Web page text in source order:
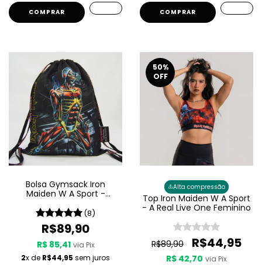
COMPRAR COMPRAR
Bolsa Gymsack Iron
Maiden W A Sport -
(8)
R$89,90
R$ 85,41 via Pix
2x de R$44,95 sem juros
50%
OFF
⚠️Alta compressão
Top Iron Maiden W A Sport
- A Real Live One Feminino
R$89,90 R$44,95
R$ 42,70 via Pix